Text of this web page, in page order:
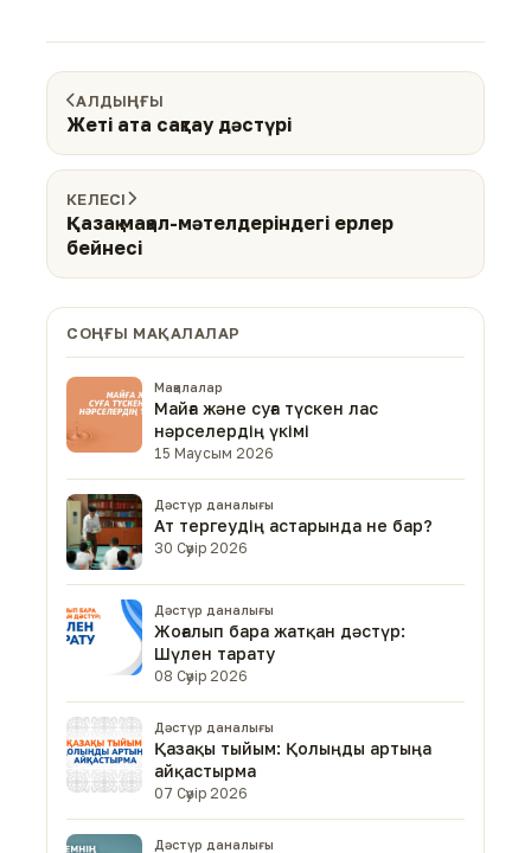
АЛДЫҢҒЫ
Жеті ата сақтау дәстүрі
КЕЛЕСІ
Қазақ мақал-мәтелдеріндегі ерлер
бейнесі
СОҢҒЫ МАҚАЛАЛАР
Мақалалар
Майға және суға түскен лас
нәрселердің үкімі
15 Маусым 2026
Дәстүр даналығы
Ат тергеудің астарында не бар?
30 Сәуір 2026
Дәстүр даналығы
Жоғалып бара жатқан дәстүр:
Шүлен тарату
08 Сәуір 2026
Дәстүр даналығы
Қазақы тыйым: Қолыңды артыңа
айқастырма
07 Сәуір 2026
Дәстүр даналығы